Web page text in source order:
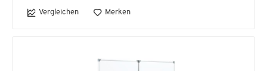
Vergleichen Merken